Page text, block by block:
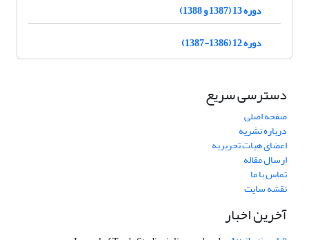
دوره 13 (1387 و 1388)
دوره 12 (1386-1387)
دسترسی سریع
صفحه اصلی
درباره نشریه
اعضای هیات تحریریه
ارسال مقاله
تماس با ما
نقشه سایت
آخرین اخبار